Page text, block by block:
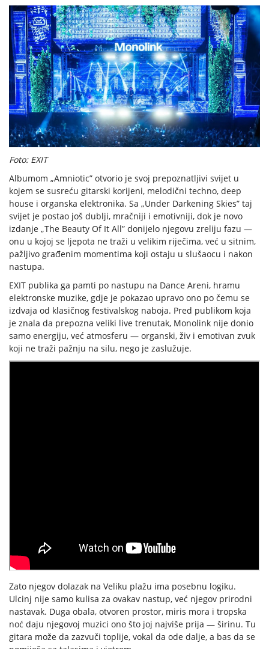
Foto: EXIT
Albumom „Amniotic” otvorio je svoj prepoznatljivi svijet u
kojem se susreću gitarski korijeni, melodični techno, deep
house i organska elektronika. Sa „Under Darkening Skies” taj
svijet je postao još dublji, mračniji i emotivniji, dok je novo
izdanje „The Beauty Of It All” donijelo njegovu zreliju fazu —
onu u kojoj se ljepota ne traži u velikim riječima, već u sitnim,
pažljivo građenim momentima koji ostaju u slušaocu i nakon
nastupa.
EXIT publika ga pamti po nastupu na Dance Areni, hramu
elektronske muzike, gdje je pokazao upravo ono po čemu se
izdvaja od klasičnog festivalskog naboja. Pred publikom koja
je znala da prepozna veliki live trenutak, Monolink nije donio
samo energiju, već atmosferu — organski, živ i emotivan zvuk
koji ne traži pažnju na silu, nego je zaslužuje.
Zato njegov dolazak na Veliku plažu ima posebnu logiku.
Ulcinj nije samo kulisa za ovakav nastup, već njegov prirodni
nastavak. Duga obala, otvoren prostor, miris mora i tropska
noć daju njegovoj muzici ono što joj najviše prija — širinu. Tu
gitara može da zazvuči toplije, vokal da ode dalje, a bas da se